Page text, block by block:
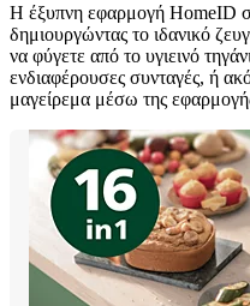
Η έξυπνη εφαρμογή HomeID
δημιουργώντας το ιδανικό
να φύγετε από το υγιεινό
ενδιαφέρουσες συνταγές, ή
μαγείρεμα μέσω της